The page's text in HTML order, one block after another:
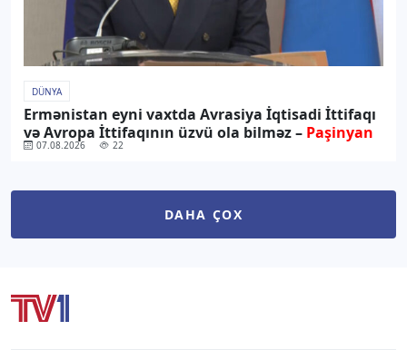
DÜNYA
Ermənistan eyni vaxtda Avrasiya İqtisadi İttifaqı
və Avropa İttifaqının üzvü ola bilməz – Paşinyan
07.08.2026 22
DAHA ÇOX